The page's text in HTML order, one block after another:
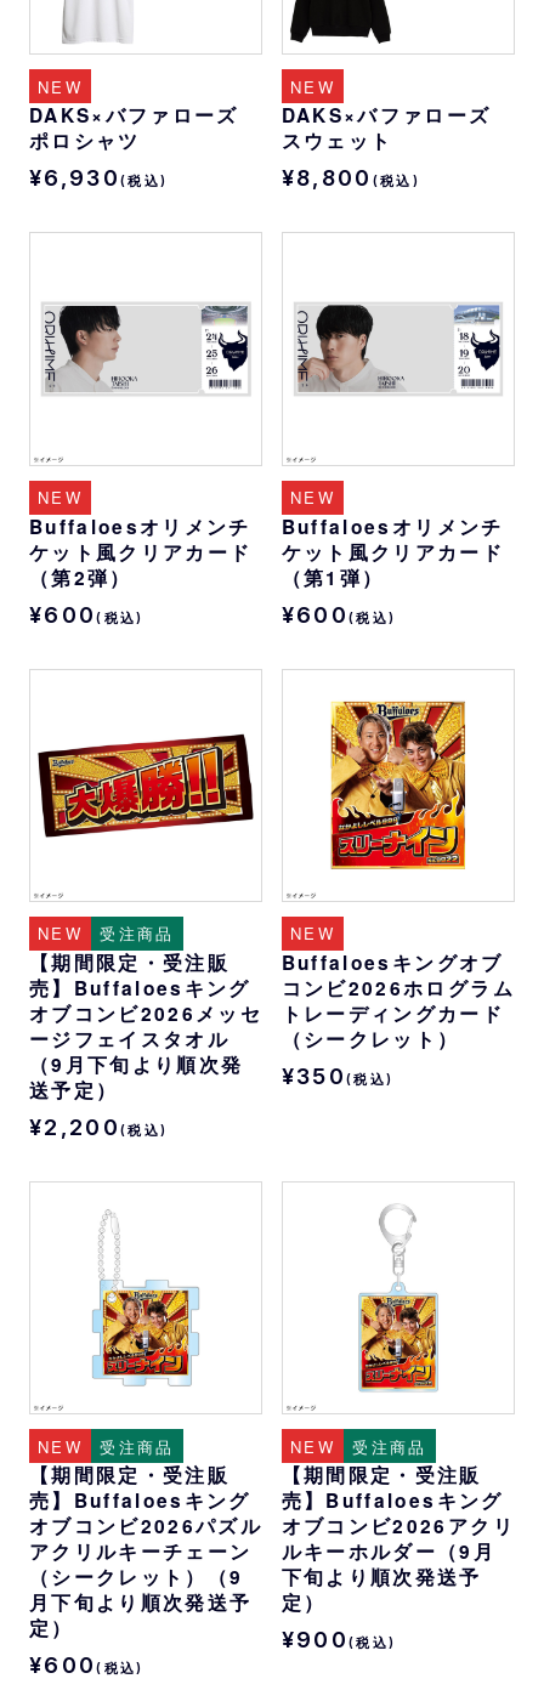
NEW
DAKS×バファローズ
ポロシャツ
¥6,930 (税込)
NEW
DAKS×バファローズ
スウェット
¥8,800 (税込)
NEW
Buffaloesオリメンチ
ケット風クリアカード
（第2弾）
¥600(税込)
NEW
Buffaloesオリメンチ
ケット風クリアカード
（第1弾）
¥600(税込)
NEW 受注商品
【期間限定・受注販
売】Buffaloesキング
オブコンビ2026メッセ
ージフェイスタオル
（9月下旬より順次発
送予定）
¥2,200 (税込)
NEW
Buffaloesキングオブ
コンビ2026ホログラム
トレーディングカード
（シークレット）
¥350(税込)
NEW 受注商品
【期間限定・受注販
売】Buffaloesキング
オブコンビ2026パズル
アクリルキーチェーン
（シークレット）（9
月下旬より順次発送予
定）
¥600(税込)
NEW 受注商品
【期間限定・受注販
売】Buffaloesキング
オブコンビ2026アクリ
ルキーホルダー（9月
下旬より順次発送予
定）
¥900(税込)